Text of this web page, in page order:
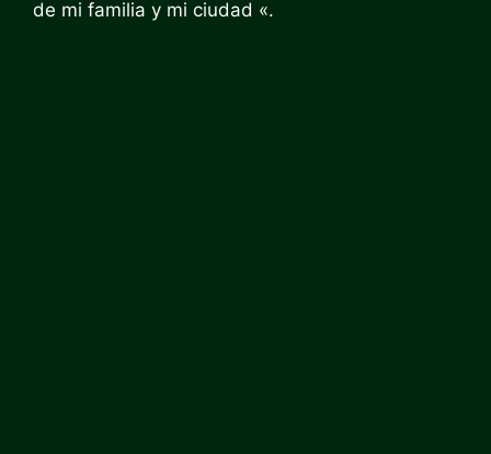
de mi familia y mi ciudad «.